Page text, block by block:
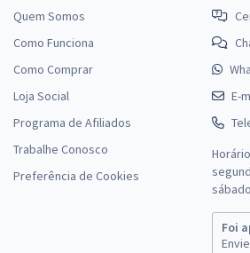
Quem Somos
Como Funciona
Como Comprar
Loja Social
Programa de Afiliados
Trabalhe Conosco
Preferência de Cookies
E-
Foi